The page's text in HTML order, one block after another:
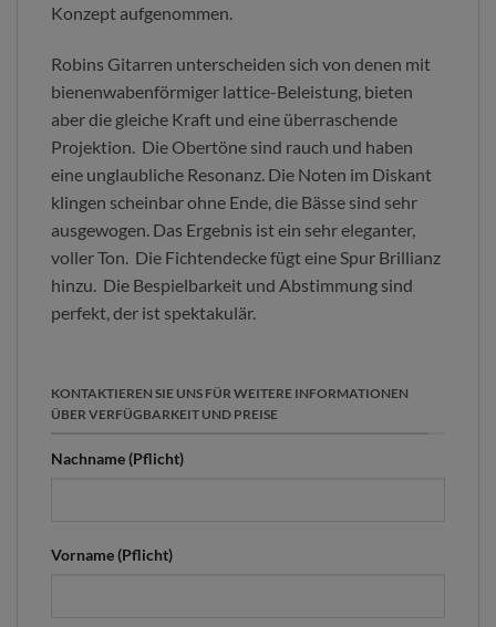
Konzept aufgenommen.
Robins Gitarren unterscheiden sich von denen mit
bienenwabenförmiger lattice-Beleistung, bieten
aber die gleiche Kraft und eine überraschende
Projektion. Die Obertöne sind rauch und haben
eine unglaubliche Resonanz. Die Noten im Diskant
klingen scheinbar ohne Ende, die Bässe sind sehr
ausgewogen. Das Ergebnis ist ein sehr eleganter,
voller Ton. Die Fichtendecke fügt eine Spur Brillianz
hinzu. Die Bespielbarkeit und Abstimmung sind
perfekt, der ist spektakulär.
KONTAKTIEREN SIE UNS FÜR WEITERE INFORMATIONEN
ÜBER VERFÜGBARKEIT UND PREISE
Nachname (Pflicht)
Vorname (Pflicht)